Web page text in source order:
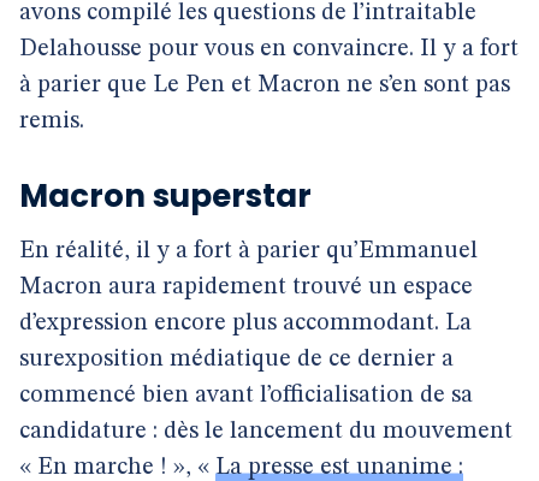
avons compilé les questions de l’intraitable
Delahousse pour vous en convaincre. Il y a fort
à parier que Le Pen et Macron ne s’en sont pas
remis.
Macron superstar
En réalité, il y a fort à parier qu’Emmanuel
Macron aura rapidement trouvé un espace
d’expression encore plus accommodant. La
surexposition médiatique de ce dernier a
commencé bien avant l’officialisation de sa
candidature : dès le lancement du mouvement
« En marche ! », « La presse est unanime :